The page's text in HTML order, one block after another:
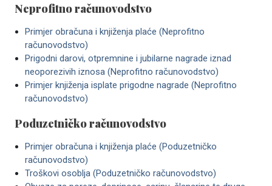
Neprofitno računovodstvo
Primjer obračuna i knjiženja plaće (Neprofitno
računovodstvo)
Prigodni darovi, otpremnine i jubilarne nagrade iznad
neoporezivih iznosa (Neprofitno računovodstvo)
Primjer knjiženja isplate prigodne nagrade (Neprofitno
računovodstvo)
Poduzetničko računovodstvo
Primjer obračuna i knjiženja plaće (Poduzetničko
računovodstvo)
Troškovi osoblja (Poduzetničko računovodstvo)